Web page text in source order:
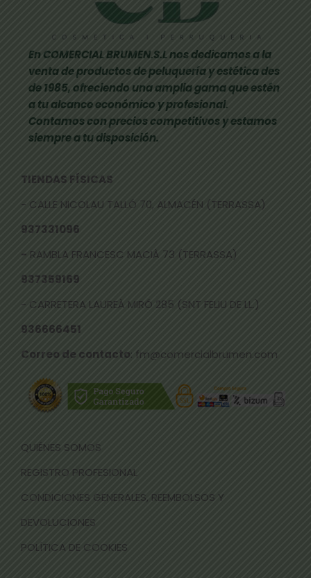
En COMERCIAL BRUMEN.S.L nos dedicamos a la
venta de productos de peluquería y estética des
de 1985, ofreciendo una amplia gama que estén
a tu alcance económico y profesional.
Contamos con precios competitivos y estamos
siempre a tu disposición.
TIENDAS FÍSICAS
- CALLE NICOLAU TALLÓ 70, ALMACÉN (TERRASSA)
937331096
- RAMBLA FRANCESC MACIÀ 73 (TERRASSA)
937359169
- CARRETERA LAUREÀ MIRÓ 285 (SNT FELIU DE LL.)
936666451
Correo de contacto: fm@comercialbrumen.com
QUIÉNES SOMOS
REGISTRO PROFESIONAL
CONDICIONES GENERALES, REEMBOLSOS Y
DEVOLUCIONES
POLÍTICA DE COOKIES